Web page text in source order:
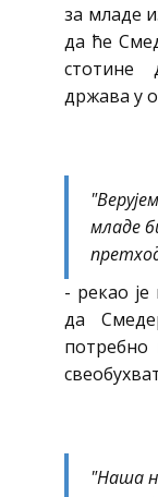
за младе
да ће
стотине
држава у
младе
- рекао
да
потребно
"Наша